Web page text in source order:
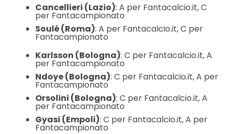
Cancellieri (Lazio): A per Fantacalcio.it, C
per Fantacampionato
Soulé (Roma): A per Fantacalcio.it, C per
Fantacampionato
Karlsson (Bologna): C per Fantacalcio.it, A
per Fantacampionato
Ndoye (Bologna): C per Fantacalcio.it, A per
Fantacampionato
Orsolini (Bologna): C per Fantacalcio.it, A
per Fantacampionato
Gyasi (Empoli): C per Fantacalcio.it, A per
Fantacampionato